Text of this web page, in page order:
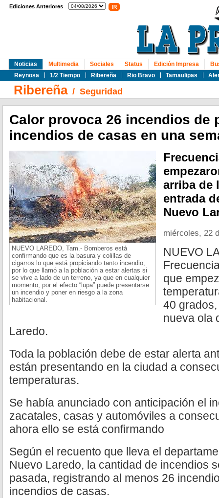
Ediciones Anteriores
Noticias
Reynosa
1/2 Tiempo Ribereña Rio Bravo Tamaulipas
Multimedia Sociales Status Edición Impresa
Ribereña/ Seguridad
Calor provoca 26 incendios de
incendios de casas en una
NUEVO LAREDO, Tam.- Bomberos está
confirmando que es la basura y colillas de
cigarros lo que está propiciando tanto incendio,
por lo que llamó a la población a estar alertas si
se vive a lado de un terreno, ya que en cualquier
momento, por el efecto “lupa” puede presentarse
un incendio y poner en riesgo a la zona
habitacional.
arriba de
entrada
Nuevo
miércoles, 22
NUEVO
que
40
nueva ola
Laredo.
Toda la población debe de estar alerta
están presentando en la ciudad a
temperaturas.
Se había anunciado con anticipación el
zacatales, casas y automóviles a
ahora ello se está confirmando
Según el recuento que lleva el
Nuevo Laredo, la cantidad de incendios
pasada, registrando al menos 26
incendios de casas.